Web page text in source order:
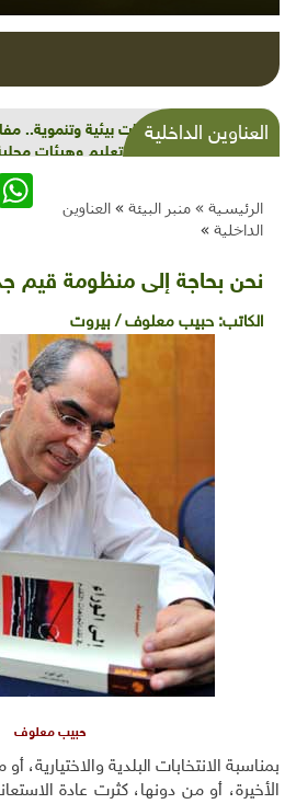
العناوين الداخليةشذرات بيئية وتنموية..
عامة وتعليم وهيئات
الرئيسية » منبر البيئة » العناوين
الداخلية »
نحن بحاجة إلى منظومة قيم
الكاتب: حبيب معلوف / بيروت
حبيب معلوف
بمناسبة الانتخابات البلدية والاختيارية،
الأخيرة، أو من دونها، كثرت عادة